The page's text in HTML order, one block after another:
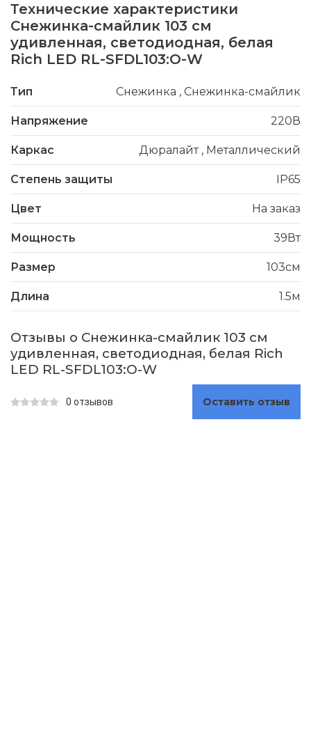
Технические характеристики
Снежинка-смайлик 103 см
удивленная, светодиодная, белая
Rich LED RL-SFDL103:O-W
Тип Снежинка , Снежинка-смайлик
Напряжение 220В
Каркас Дюралайт, Металлический
Степень защиты IP65
Цвет На заказ
Мощность 39Вт
Размер 103см
Длина 1.5м
Отзывы о Снежинка-смайлик 103 см
удивленная, светодиодная, белая Rich
LED RL-SFDL103:O-W
0 отзывов Оставить отзыв